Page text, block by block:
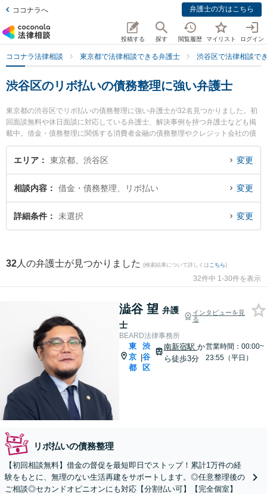
ココナラへ 弁護士の方はこちら
投稿する 探す 閲覧履歴 マイリスト ログイン
ココナラ法律相談 東京都で法律相談できる弁護士 渋谷区で法律相談で
渋谷区のリボ払いの債務整理に強い弁護士
東京都の渋谷区でリボ払いの債務整理に強い弁護士が32名見つかりました。初
回面談無料や休日面談に対応している弁護士、解決事例を持つ弁護士なども掲
載中。借金・債務整理に関係する消費者金融の債務整理やクレジット会社の債
務整理、リボ払いの債務整理等の細かな分野での絞り込み検索もでき便利で
す。特にBEARD法律事務所の澁谷 望弁護士や渋谷アクア法律事務所の藤井 友
したリボ払いの債務整理のトラブルを今すぐに弁護士に相談したい』『リボ払
いの債務整理のトラブル解決の実績豊富な近くの弁護士を検索したい』『初回
相談無料でリボ払いの債務整理を法律相談できる渋谷区内の弁護士に相談予約
エリア 東京都、渋谷区 変更
相談内容 借金・債務整理、リボ払い 変更
詳細条件 未選択 変更
32 人の弁護士が見つかりました (検索結果について詳しくは こちら)
32件中 1-30件を表示
澁谷 望 弁護
士
インタビューを見
る
BEARD法律事務所
東
京
都
|
渋
谷
区
南新宿駅 か
ら徒歩3分
営業時間：00:00~
23:55（平日）
リボ払いの債務整理
【初回相談無料】借金の督促を最短即日でストップ！累計1万件の経
験をもとに、無理のない生活再建をサポートします。◎任意整理後の
ご相談◎セカンドオピニオンにも対応【分割払い可】【完全個室】